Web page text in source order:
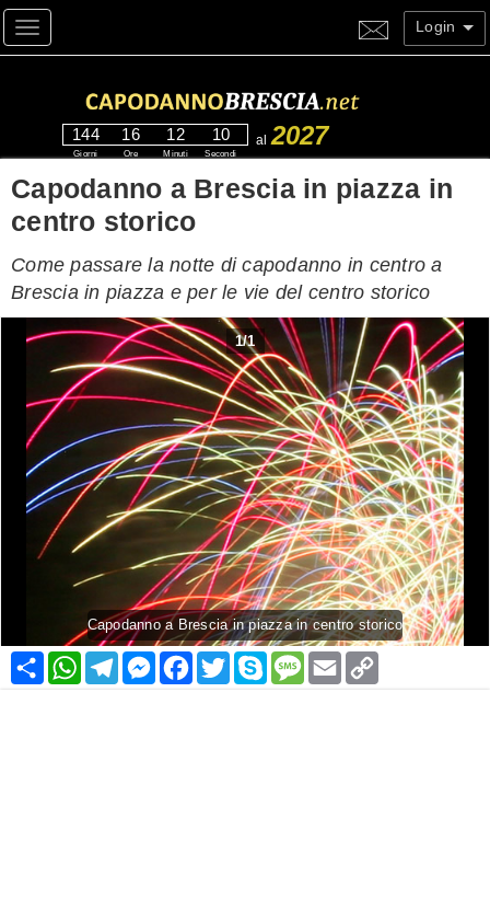
Toggle navigation Login
144
Giorni
16
Ore
12
Minuti
9
Secondi
al 2027
Capodanno a Brescia in piazza in
centro storico
Come passare la notte di capodanno in centro a
Brescia in piazza e per le vie del centro storico
1/1
Capodanno a Brescia in piazza in centro storico
Condividi
WhatsApp
Telegram
Messenger
Facebook
TwitterSkypeMessage
Email